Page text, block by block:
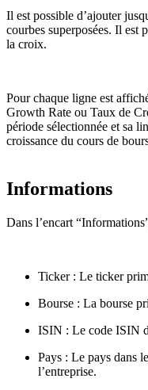
Il est possible d’ajouter
courbes superposées. Il est
la croix.
Pour chaque ligne est
Growth Rate ou Taux de
période sélectionnée et sa
croissance du cours de
Informations
Dans l’encart
Ticker : Le ticker
Bourse : La bourse
ISIN : Le code ISIN
Pays : Le pays dans
l’entreprise.